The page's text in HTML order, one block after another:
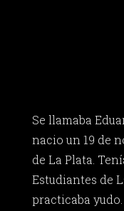
Se llamaba
nacio un 19 de
de La Plata.
Estudiantes de
practicaba